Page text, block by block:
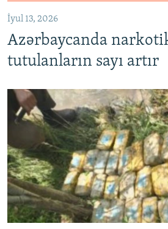
İyul 13, 2026
Azərbaycanda
tutulanların sayı artır